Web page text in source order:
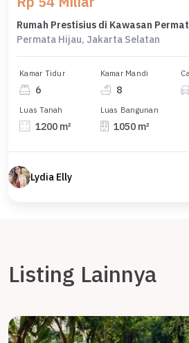
Permata Hijau, Jakarta Selatan
Kamar Tidur
6
Kamar Mandi
8
Luas Tanah
1200 m²
Luas Bangunan
1050 m²
Lydia Elly
Listing Lainnya